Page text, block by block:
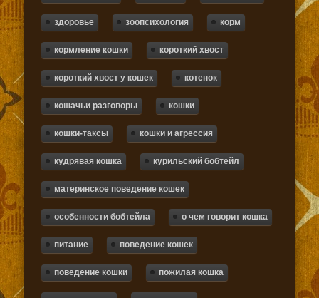
здоровье зоопсихология корм
кормление кошки короткий хвост
короткий хвост у кошек котенок
кошачьи разговоры кошки
кошки-таксы кошки и агрессия
кудрявая кошка курильский бобтейл
материнское поведение кошек
особенности бобтейла о чем говорит кошка
питание поведение кошек
поведение кошки пожилая кошка